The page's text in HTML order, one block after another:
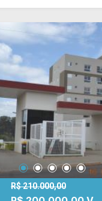
R$ 210.000,00